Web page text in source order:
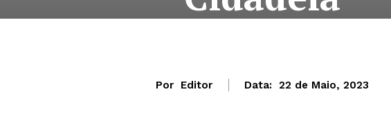
Por Editor Data: 22 de Maio, 2023